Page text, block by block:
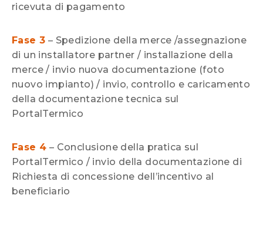
ricevuta di pagamento
Fase 3 – Spedizione della merce /assegnazione
di un installatore partner / installazione della
merce / invio nuova documentazione (foto
nuovo impianto) / invio, controllo e caricamento
della documentazione tecnica sul
PortalTermico
Fase 4 – Conclusione della pratica sul
PortalTermico / invio della documentazione di
Richiesta di concessione dell’incentivo al
beneficiario